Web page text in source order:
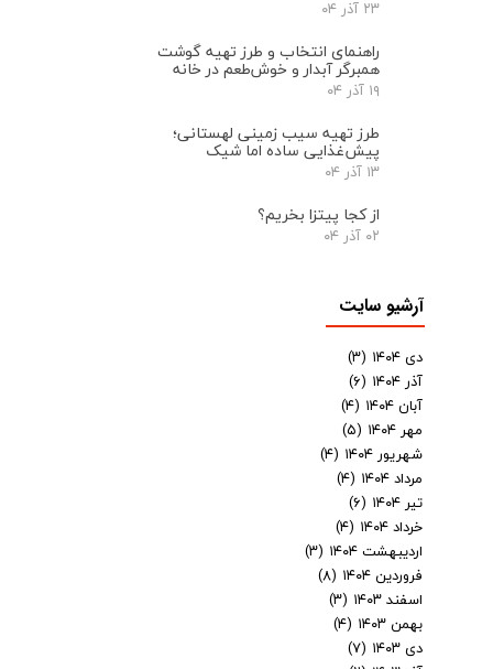
۲۳ آذر ۰۴
راهنمای انتخاب و طرز تهیه گوشت
همبرگر آبدار و خوش‌طعم در خانه
۱۹ آذر ۰۴
طرز تهیه سیب زمینی لهستانی؛
پیش‌غذایی ساده اما شیک
۱۳ آذر ۰۴
از کجا پیتزا بخریم؟
۰۲ آذر ۰۴
آرشیو سایت
دی ۱۴۰۴
(۳)
آذر ۱۴۰۴
(۶)
آبان ۱۴۰۴
(۴)
مهر ۱۴۰۴
(۵)
شهریور ۱۴۰۴
(۴)
مرداد ۱۴۰۴
(۴)
تیر ۱۴۰۴
(۶)
خرداد ۱۴۰۴
(۴)
اردیبهشت ۱۴۰۴
(۳)
فروردین ۱۴۰۴
(۸)
اسفند ۱۴۰۳
(۳)
بهمن ۱۴۰۳
(۴)
دی ۱۴۰۳
(۷)